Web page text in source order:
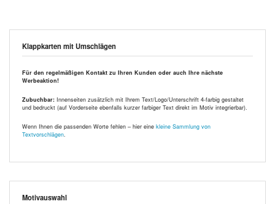
Klappkarten mit Umschlägen
Für den regelmäßigen Kontakt zu Ihren Kunden oder auch Ihre nächste
Werbeaktion!
Zubuchbar: Innenseiten zusätzlich mit Ihrem Text/Logo/Unterschrift 4-farbig gestaltet
und bedruckt (auf Vorderseite ebenfalls kurzer farbiger Text direkt im Motiv integrierbar).
Wenn Ihnen die passenden Worte fehlen – hier eine kleine Sammlung von
Textvorschlägen
Motivauswahl